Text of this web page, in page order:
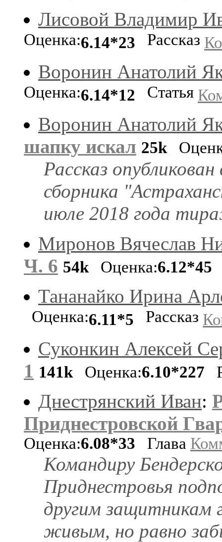
Лисовой Владимир
Оценка:6.14*23 Рассказ
Воронин Анатолий
Оценка:6.14*12 Статья
Воронин Анатолий
шапку искал 25k
Рассказ
сборника
июле 2018 года
Миронов Вячеслав
Ч. 6 54k Оценка:6.12*45
Тананайко Ирина
Оценка:6.11*5 Рассказ
Суконкин Алексей
1 141k Оценка:6.10*227
Днестрянский Иван:
Приднестровской
Оценка:6.08*33 Глава
Командиру
Приднестровья
другим защитникам
живым, но равно